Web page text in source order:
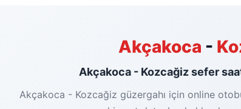
Akçakoca -
Akçakoca - Kozcağiz sefer
Akçakoca - Kozcağiz güzergahı için online